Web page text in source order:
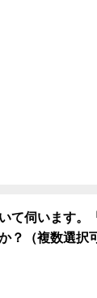
て伺います。
？（複数選択